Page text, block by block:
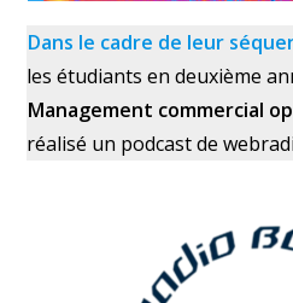
Dans le cadre de leur
les étudiants en deuxième
Management commercial
réalisé un podcast de